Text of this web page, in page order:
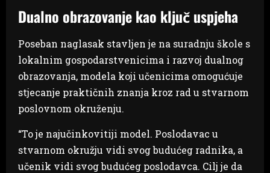
Dualno obrazovanje kao ključ uspjeha
Poseban naglasak stavljen je na suradnju škole s
lokalnim gospodarstvenicima i razvoj dualnog
obrazovanja, modela koji učenicima omogućuje
stjecanje praktičnih znanja kroz rad u stvarnom
poslovnom okruženju.
“To je najučinkovitiji model. Poslodavac u
stvarnom okružju vidi svog budućeg radnika, a
učenik vidi svog budućeg poslodavca. Cilj je da